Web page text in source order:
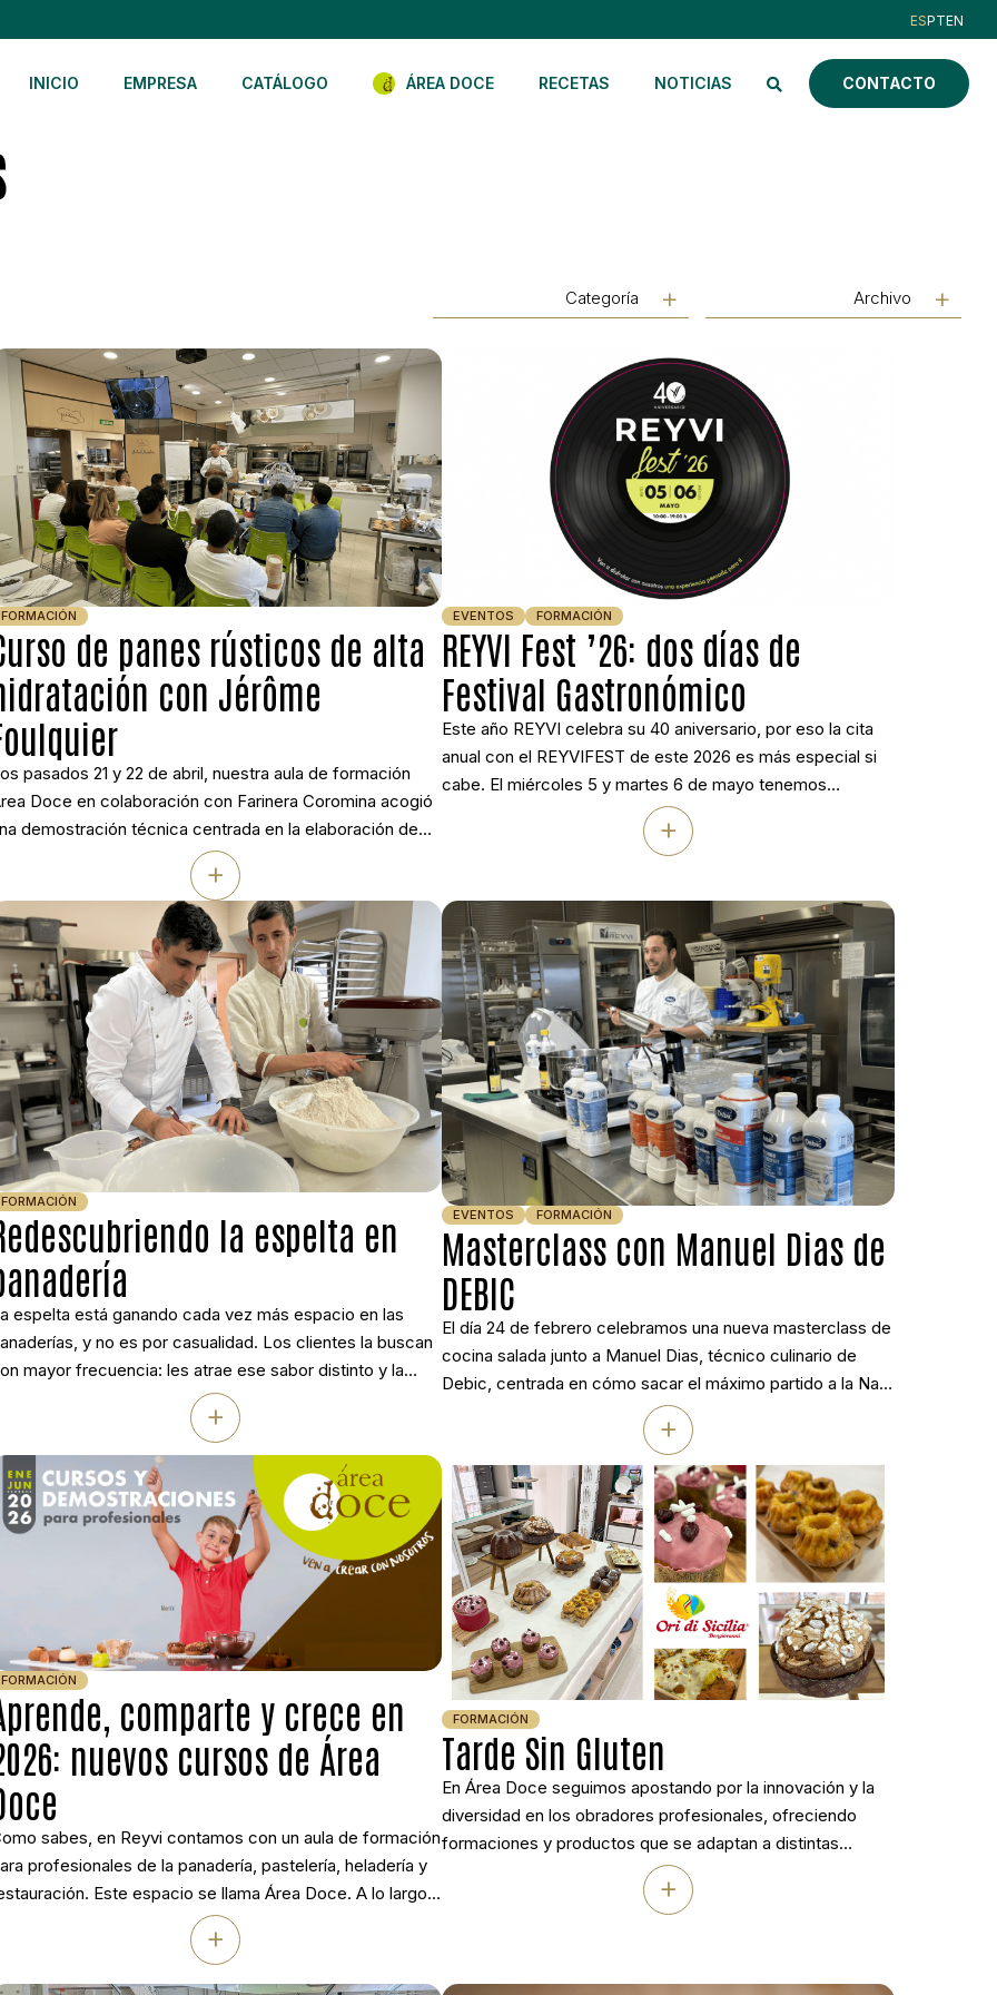
INICIO EMPRESA CATÁLOGO ÁREA DOCE RECETAS NOTICIAS CONTACTO
Categoría Archivo
de panes rústicos de alta
con Jérôme
FORMACIÓN
pasados 21 y 22 de abril, nuestra aula de formación
Doce en colaboración con Farinera Coromina acogió
demostración técnica centrada en la elaboración de
rústicos de alta hidratación e integrales. Jérôme
trabajó con masa madre natural y levadura,
cómo adaptar estos formatos a la realidad del
artesanal actual, […]
+
REYVI Fest ’26: dos días de
Festival Gastronómico
EVENTOS FORMACIÓN
Este año REYVI celebra su 40 aniversario, por eso la cita
anual con el REYVIFEST de este 2026 es más especial si
cabe. El miércoles 5 y martes 6 de mayo tenemos
preparado un encuentro pensado a conciencia para
sorprenderte. Son dos jornadas en nuestras instalaciones
en organización, […]
+
la espelta en
FORMACIÓN
espelta está ganando cada vez más espacio en las
y no es por casualidad. Los clientes la buscan
mayor frecuencia: les atrae ese sabor distinto y la
de estar ante un producto más auténtico. Con
idea como punto de partida, Jorge Justel, técnico
de Ireks Ibérica y panadero de […]
+
Masterclass con Manuel Dias de
DEBIC
EVENTOS FORMACIÓN
El día 24 de febrero celebramos una nueva masterclass de
cocina salada junto a Manuel Dias, técnico culinario de
Debic, centrada en cómo sacar el máximo partido a la Nata
Culinaria Debic en cocina profesional. Durante la sesión se
trabajaron diferentes técnicas y platos pensados para la
restauración actual, desde salsas y cremas hasta
elaboraciones […]
+
comparte y crece en
nuevos cursos de Área
FORMACIÓN
sabes, en Reyvi contamos con un aula de formación
profesionales de la panadería, pastelería, heladería y
Este espacio se llama Área Doce. A lo largo
los años hemos impartido cientos de cursos, talleres y
siempre con el apoyo más valioso: el de
+
Tarde Sin Gluten
FORMACIÓN
En Área Doce seguimos apostando por la innovación y la
diversidad en los obradores profesionales, ofreciendo
formaciones y productos que se adaptan a distintas
necesidades alimentarias sin renunciar a la calidad ni a la
creatividad.. Por eso hemos contado con Ori di Sicilia, una
+